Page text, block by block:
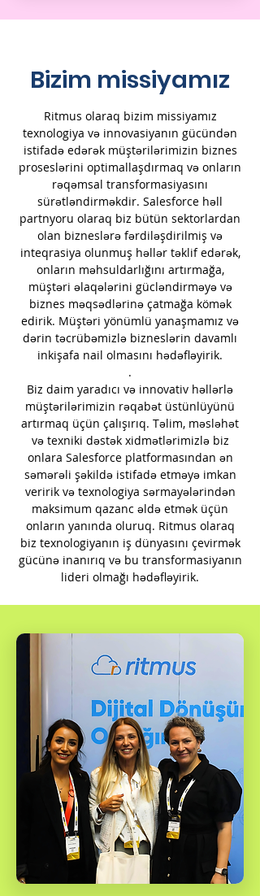
Bizim missiyamız
Ritmus olaraq bizim missiyamız
texnologiya və innovasiyanın gücündən
istifadə edərək müştərilərimizin biznes
proseslərini optimallaşdırmaq və onların
rəqəmsal transformasiyasını
sürətləndirməkdir. Salesforce həll
partnyoru olaraq biz bütün sektorlardan
olan bizneslərə fərdiləşdirilmiş və
inteqrasiya olunmuş həllər təklif edərək,
onların məhsuldarlığını artırmağa,
müştəri əlaqələrini gücləndirməyə və
biznes məqsədlərinə çatmağa kömək
edirik. Müştəri yönümlü yanaşmamız və
dərin təcrübəmizlə bizneslərin davamlı
inkişafa nail olmasını hədəfləyirik.
.
Biz daim yaradıcı və innovativ həllərlə
müştərilərimizin rəqabət üstünlüyünü
artırmaq üçün çalışırıq. Təlim, məsləhət
və texniki dəstək xidmətlərimizlə biz
onlara Salesforce platformasından ən
səmərəli şəkildə istifadə etməyə imkan
veririk və texnologiya sərmayələrindən
maksimum qazanc əldə etmək üçün
onların yanında oluruq. Ritmus olaraq
biz texnologiyanın iş dünyasını çevirmək
gücünə inanırıq və bu transformasiyanın
lideri olmağı hədəfləyirik.